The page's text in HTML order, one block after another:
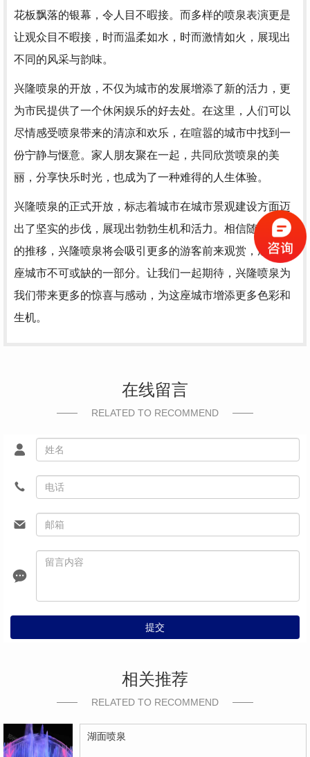
花板飘落的银幕，令人目不暇接。而多样的喷泉表演更是
让观众目不暇接，时而温柔如水，时而激情如火，展现出
不同的风采与韵味。
兴隆喷泉的开放，不仅为城市的发展增添了新的活力，更
为市民提供了一个休闲娱乐的好去处。在这里，人们可以
尽情感受喷泉带来的清凉和欢乐，在喧嚣的城市中找到一
份宁静与惬意。家人朋友聚在一起，共同欣赏喷泉的美
丽，分享快乐时光，也成为了一种难得的人生体验。
兴隆喷泉的正式开放，标志着城市在城市景观建设方面迈
出了坚实的步伐，展现出勃勃生机和活力。相信随着时间
的推移，兴隆喷泉将会吸引更多的游客前来观赏，成为这
座城市不可或缺的一部分。让我们一起期待，兴隆喷泉为
我们带来更多的惊喜与感动，为这座城市增添更多色彩和
生机。
在线留言
RELATED TO RECOMMEND
提交
相关推荐
RELATED TO RECOMMEND
湖面喷泉